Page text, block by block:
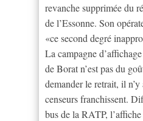
revanche supprimée du
de l’Essonne. Son
«ce second degré
La campagne
de Borat n’est pas du
demander le retrait, il n’y
censeurs franchissent.
bus de la RATP,